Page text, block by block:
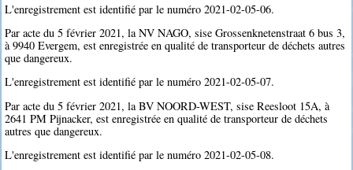
L'enregistrement est identifié par le numéro 2021-02-05-06.
Par acte du 5 février 2021, la NV NAGO, sise Grossenknetenstraat 6 bus 3,
à 9940 Evergem, est enregistrée en qualité de transporteur de déchets autres
que dangereux.
L'enregistrement est identifié par le numéro 2021-02-05-07.
Par acte du 5 février 2021, la BV NOORD-WEST, sise Reesloot 15A, à
2641 PM Pijnacker, est enregistrée en qualité de transporteur de déchets
autres que dangereux.
L'enregistrement est identifié par le numéro 2021-02-05-08.